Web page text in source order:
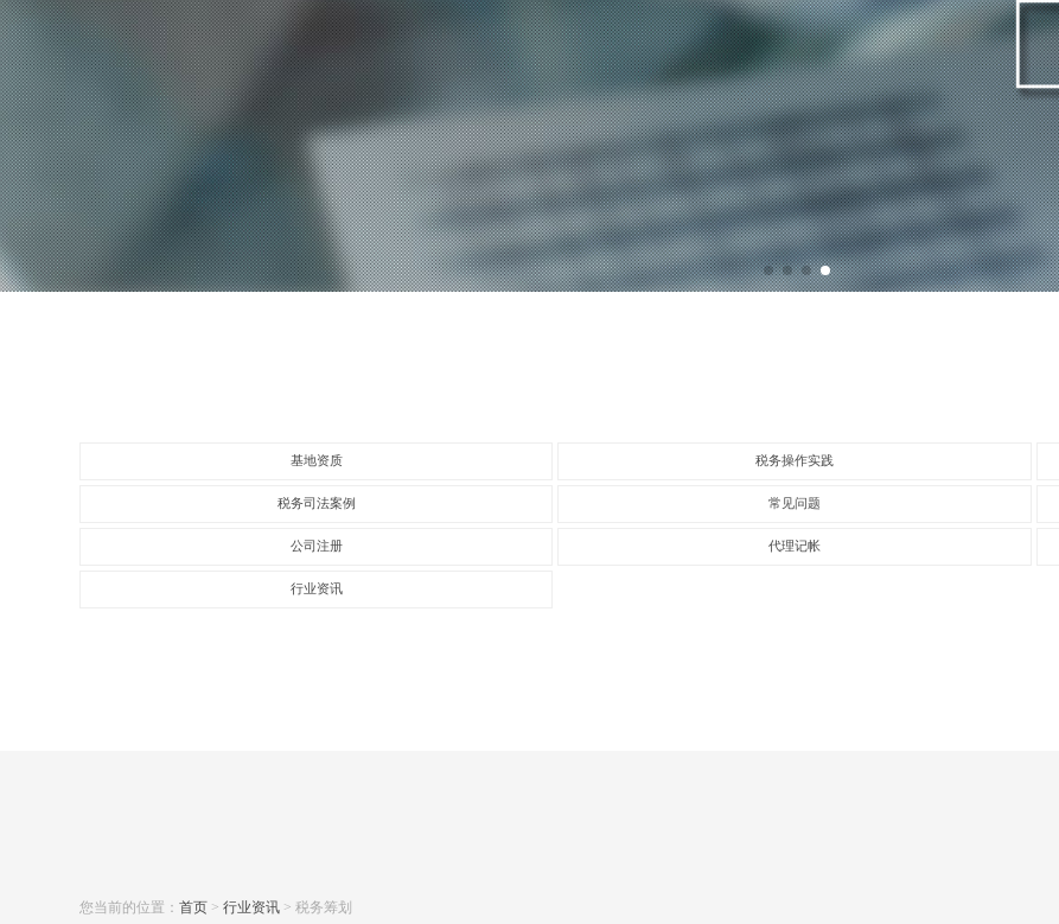
基地资质 税务操作实践
税务司法案例 常见问题
公司注册 代理记帐
行业资讯
您当前的位置：首页 >行业资讯 > 税务筹划